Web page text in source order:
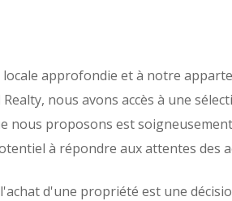
approfondie et à notre
nous avons accès à une
nous proposons est
à répondre aux attentes des
d'une propriété est une